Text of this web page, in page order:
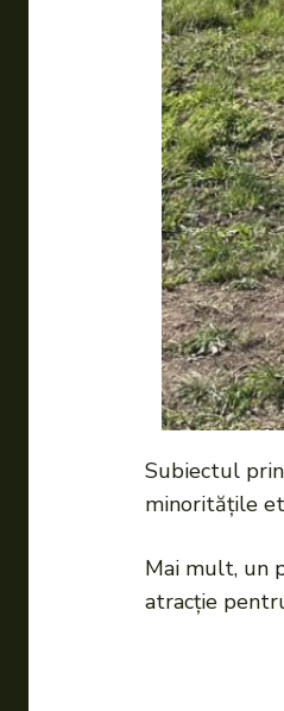
Subiectul
minoritățile
Mai mult, un
atracție